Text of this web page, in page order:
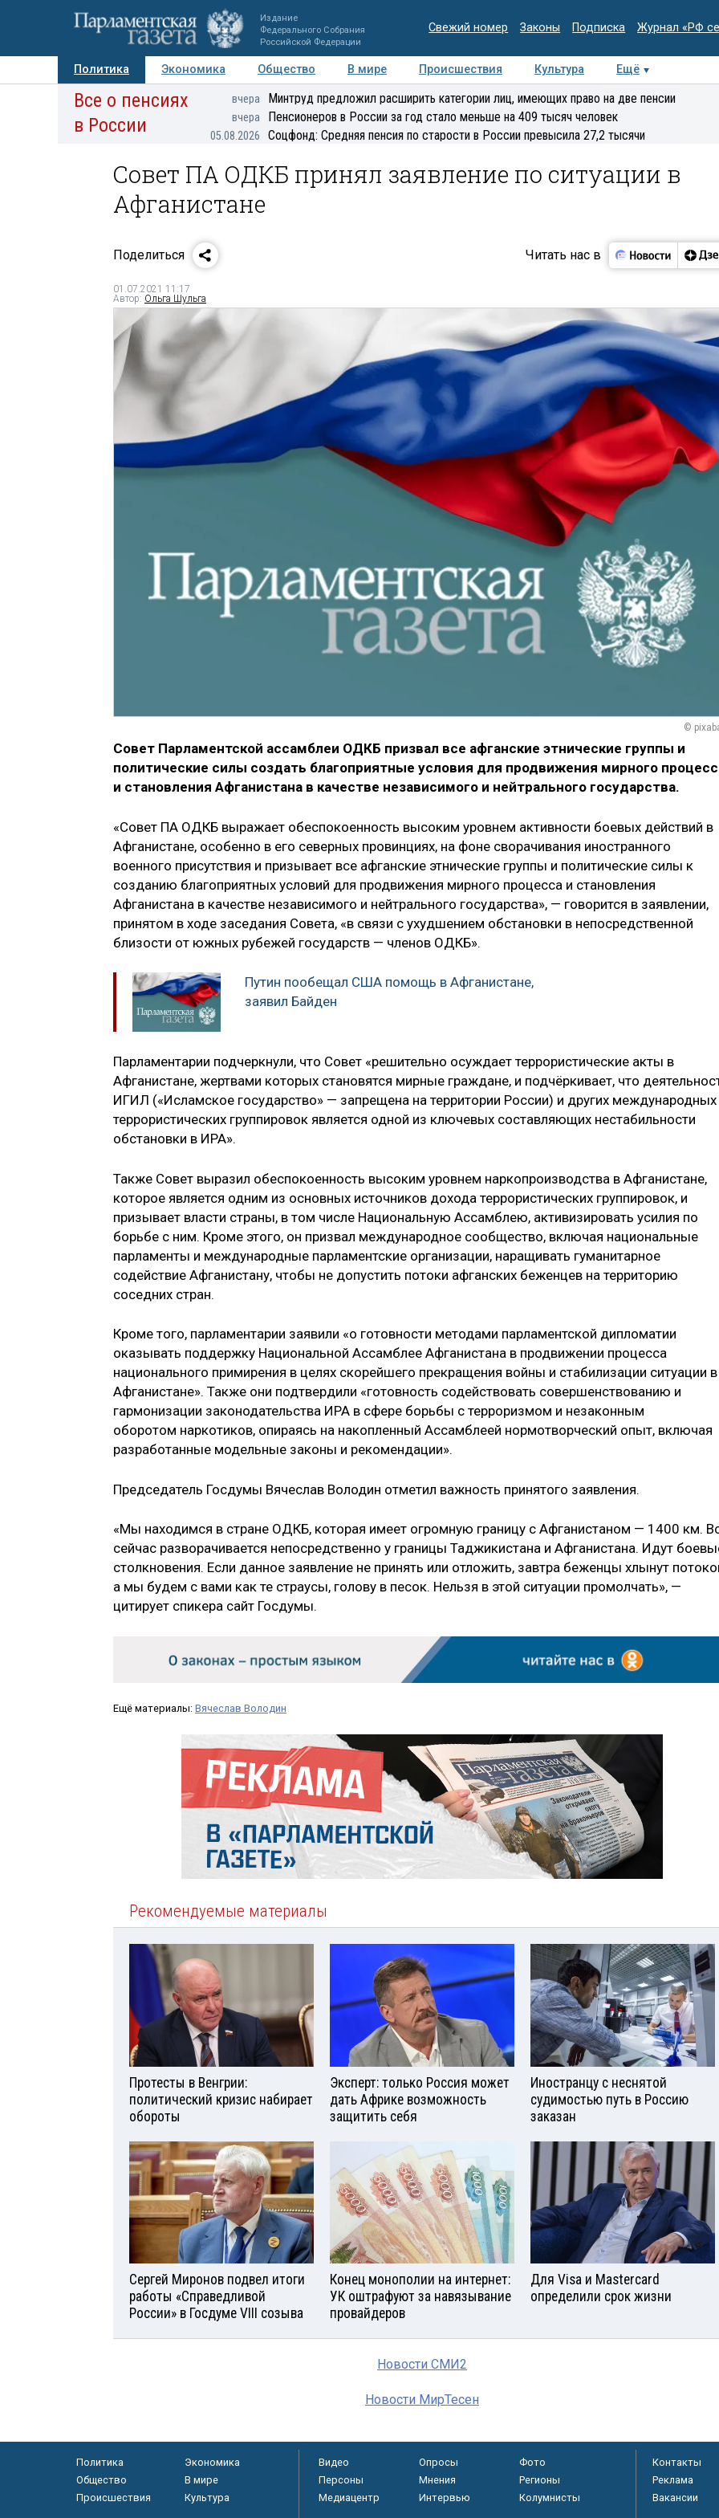
Издание
Федерального Собрания
Российской Федерации
Свежий номер Законы Подписка Журнал «РФ
Политика Экономика Общество В мире Происшествия Культура
Ещё
Авторы Персоны Мнения Регионы Медиацентр Интервью Колумнисты
Все о пенсиях
в России
вчера Минтруд предложил расширить категории лиц, имеющих право на две пенсии
вчера Пенсионеров в России за год стало меньше на 409 тысяч человек
05.08.2026 Соцфонд: Средняя пенсия по старости в России превысила 27,2 тысячи
Совет ПА ОДКБ принял заявление по ситуации в
Афганистане
Поделиться Читать нас в
01.07.2021 11:17
Автор: Ольга Шульга
©
Совет Парламентской ассамблеи ОДКБ призвал все афганские этнические группы и
политические силы создать благоприятные условия для продвижения мирного
и становления Афганистана в качестве независимого и нейтрального государства.
«Совет ПА ОДКБ выражает обеспокоенность высоким уровнем активности боевых действий в
Афганистане, особенно в его северных провинциях, на фоне сворачивания иностранного
военного присутствия и призывает все афганские этнические группы и политические силы к
созданию благоприятных условий для продвижения мирного процесса и становления
Афганистана в качестве независимого и нейтрального государства», — говорится в заявлении,
принятом в ходе заседания Совета, «в связи с ухудшением обстановки в непосредственной
близости от южных рубежей государств — членов ОДКБ».
Путин пообещал США помощь в Афганистане,
заявил Байден
Парламентарии подчеркнули, что Совет «решительно осуждает террористические акты в
Афганистане, жертвами которых становятся мирные граждане, и подчёркивает, что
ИГИЛ («Исламское государство» — запрещена на территории России) и других международных
террористических группировок является одной из ключевых составляющих нестабильности
обстановки в ИРА».
Также Совет выразил обеспокоенность высоким уровнем наркопроизводства в Афганистане,
которое является одним из основных источников дохода террористических группировок, и
призывает власти страны, в том числе Национальную Ассамблею, активизировать усилия по
борьбе с ним. Кроме этого, он призвал международное сообщество, включая национальные
парламенты и международные парламентские организации, наращивать гуманитарное
содействие Афганистану, чтобы не допустить потоки афганских беженцев на территорию
соседних стран.
Кроме того, парламентарии заявили «о готовности методами парламентской дипломатии
оказывать поддержку Национальной Ассамблее Афганистана в продвижении процесса
национального примирения в целях скорейшего прекращения войны и стабилизации ситуации в
Афганистане». Также они подтвердили «готовность содействовать совершенствованию и
гармонизации законодательства ИРА в сфере борьбы с терроризмом и незаконным
оборотом наркотиков, опираясь на накопленный Ассамблеей нормотворческий опыт, включая
разработанные модельные законы и рекомендации».
Председатель Госдумы Вячеслав Володин отметил важность принятого заявления.
«Мы находимся в стране ОДКБ, которая имеет огромную границу с Афганистаном — 1400 км.
сейчас разворачивается непосредственно у границы Таджикистана и Афганистана. Идут
столкновения. Если данное заявление не принять или отложить, завтра беженцы хлынут
а мы будем с вами как те страусы, голову в песок. Нельзя в этой ситуации промолчать», —
цитирует спикера сайт Госдумы.
Ещё материалы: Вячеслав Володин
Рекомендуемые материалы
Протесты в Венгрии:
политический кризис набирает
обороты
Эксперт: только Россия может
дать Африке возможность
защитить себя
Иностранцу с неснятой
судимостью путь в Россию
заказан
Сергей Миронов подвел итоги
работы «Справедливой
России» в Госдуме VIII созыва
Конец монополии на интернет:
УК оштрафуют за навязывание
провайдеров
Для Visа и Mastercard
определили срок жизни
Новости СМИ2
Новости МирТесен
Политика
Экономика
Общество
В мире
Происшествия
Культура
Видео Опросы
Фото
Персоны
Мнения
Регионы
Медиацентр
Интервью Колумнисты
Контакты
Реклама
Вакансии